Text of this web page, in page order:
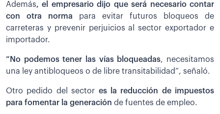
Además, el empresario dijo que será necesario contar
con otra norma para evitar futuros bloqueos de
carreteras y prevenir perjuicios al sector exportador e
importador.
“No podemos tener las vías bloqueadas, necesitamos
una ley antibloqueos o de libre transitabilidad”, señaló.
Otro pedido del sector es la reducción de impuestos
para fomentar la generación de fuentes de empleo.